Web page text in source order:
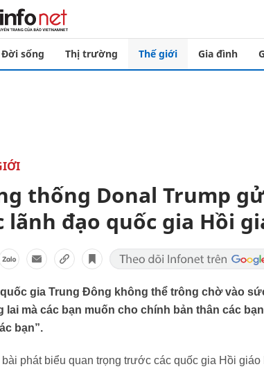
Đời sống Thị trường Thế giới Gia đình
thống Donal Trump
lãnh đạo quốc gia Hồi
quốc gia Trung Đông không thể trông chờ vào
lai mà các bạn muốn cho chính bản thân các
bạn”.
bài phát biểu quan trọng trước các quốc gia Hồi